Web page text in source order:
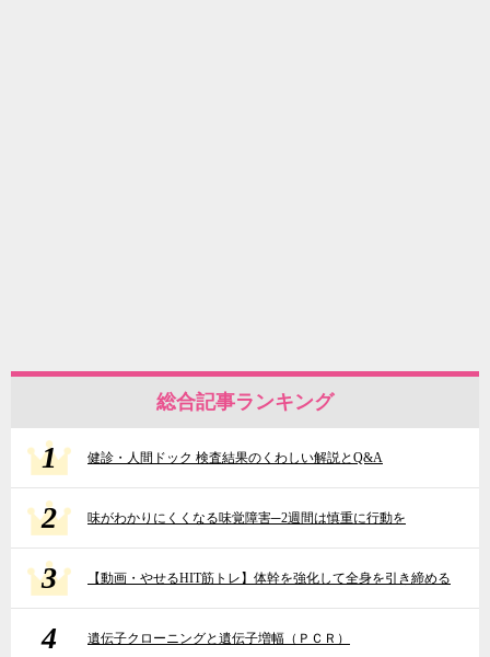
総合記事ランキング
1 健診・人間ドック 検査結果のくわしい解説とQ&A
2 味がわかりにくくなる味覚障害─2週間は慎重に行動を
3 【動画・やせるHIT筋トレ】体幹を強化して全身を引き締める
4 遺伝子クローニングと遺伝子増幅（ＰＣＲ）